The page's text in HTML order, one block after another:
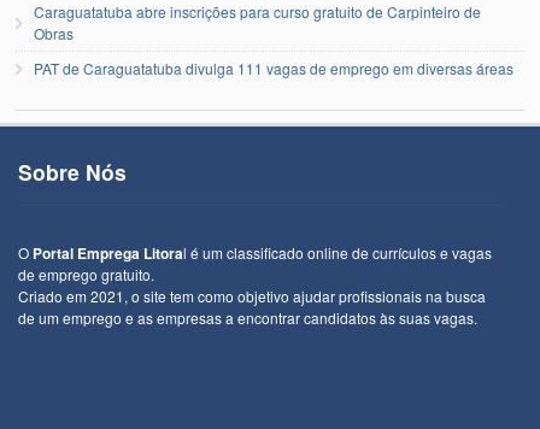
Caraguatatuba abre inscrições para curso gratuito de Carpinteiro de
Obras
PAT de Caraguatatuba divulga 111 vagas de emprego em diversas áreas
Sobre Nós
O Portal Emprega Litoral é um classificado online de currículos e vagas
de emprego gratuito.
Criado em 2021, o site tem como objetivo ajudar profissionais na busca
de um emprego e as empresas a encontrar candidatos às suas vagas.